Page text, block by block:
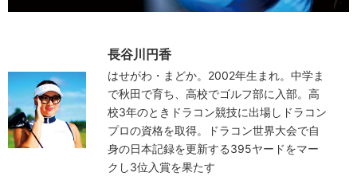
長谷川円香
はせがわ・まどか。2002年生まれ。中学ま
で秋田で育ち、高校でゴルフ部に入部。高
校3年のときドラコン競技に出場しドラコン
プロの資格を取得。ドラコン世界大会で自
身の日本記録を更新する395ヤードをマー
クし3位入賞を果たす